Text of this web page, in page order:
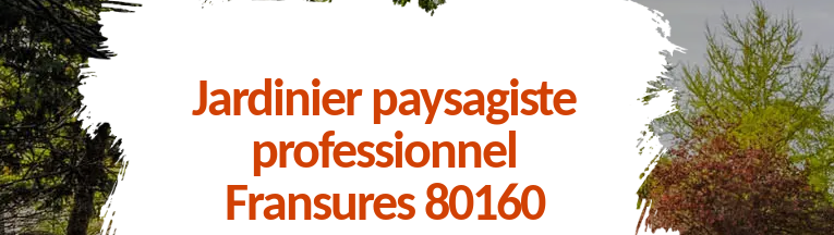
Jardinier paysagiste
professionnel
Fransures 80160